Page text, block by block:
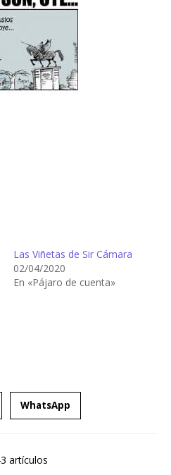
Las Viñetas de Sir Cámara
02/04/2020
En «Pájaro de cuenta»
WhatsApp
artículos